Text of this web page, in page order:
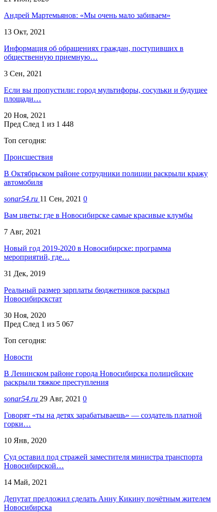
Андрей Мартемьянов: «Мы очень мало забиваем»
13 Окт, 2021
Информация об обращениях граждан, поступивших в
общественную приемную…
3 Сен, 2021
Если вы пропустили: город мультифоры, сосульки и будущее
площади…
20 Ноя, 2021
Пред След 1 из 1 448
Топ сегодня:
Происшествия
В Октябрьском районе сотрудники полиции раскрыли кражу
автомобиля
sonar54.ru 11 Сен, 2021 0
Вам цветы: где в Новосибирске самые красивые клумбы
7 Авг, 2021
Новый год 2019-2020 в Новосибирске: программа
мероприятий, где…
31 Дек, 2019
Реальный размер зарплаты бюджетников раскрыл
Новосибирскстат
30 Ноя, 2020
Пред След 1 из 5 067
Топ сегодня:
Новости
В Ленинском районе города Новосибирска полицейские
раскрыли тяжкое преступления
sonar54.ru 29 Авг, 2021 0
Говорят «ты на детях зарабатываешь» — создатель платной
горки…
10 Янв, 2020
Суд оставил под стражей заместителя министра транспорта
Новосибирской…
14 Май, 2021
Депутат предложил сделать Анну Кикину почётным жителем
Новосибирска